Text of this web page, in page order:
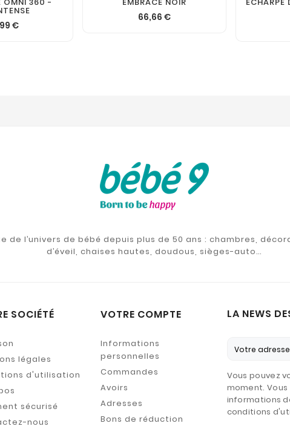
€
66,66 €
de l’univers de bébé depuis plus de 50 ans : chambres,
d’éveil, chaises hautes, doudous, sièges-auto…
SOCIÉTÉ
légales
d'utilisation
sécurisé
nous
VOTRE COMPTE
Informations
personnelles
Commandes
Avoirs
Adresses
Bons de réduction
LA NEWS
Vous pouvez
moment.
informations
conditions